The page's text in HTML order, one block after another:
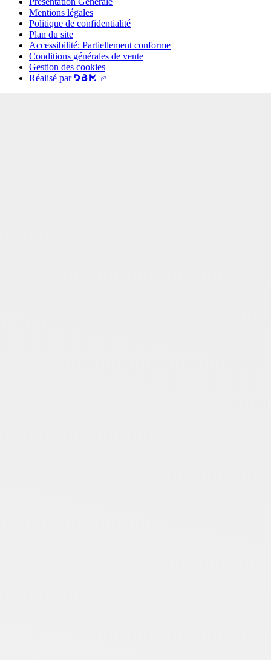
Mentions légales
Politique de confidentialité
Plan du site
Accessibilité: Partiellement conforme
Conditions générales de vente
Gestion des cookies
Réalisé par